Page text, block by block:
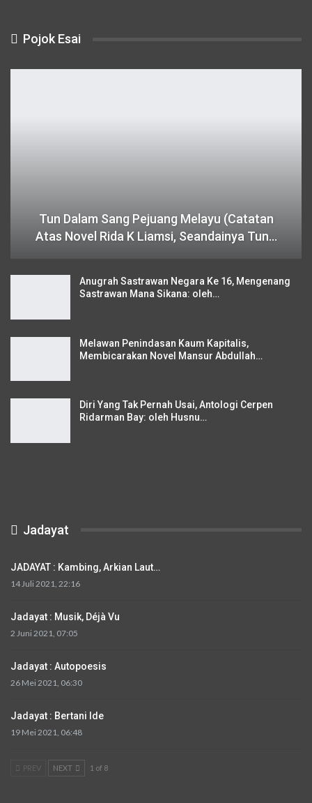
Pojok Esai
Tun Dalam Sang Pejuang Melayu (Catatan
Atas Novel Rida K Liamsi, Seandainya Tun…
Anugrah Sastrawan Negara Ke 16, Mengenang
Sastrawan Mana Sikana: oleh…
Melawan Penindasan Kaum Kapitalis,
Membicarakan Novel Mansur Abdullah…
Diri Yang Tak Pernah Usai, Antologi Cerpen
Ridarman Bay: oleh Husnu…
Jadayat
JADAYAT : Kambing, Arkian Laut…
14 Juli 2021, 22:16
Jadayat : Musik, Déjà Vu
2 Juni 2021, 07:05
Jadayat : Autopoesis
26 Mei 2021, 06:30
Jadayat : Bertani Ide
19 Mei 2021, 06:48
PREV NEXT 1 of 8